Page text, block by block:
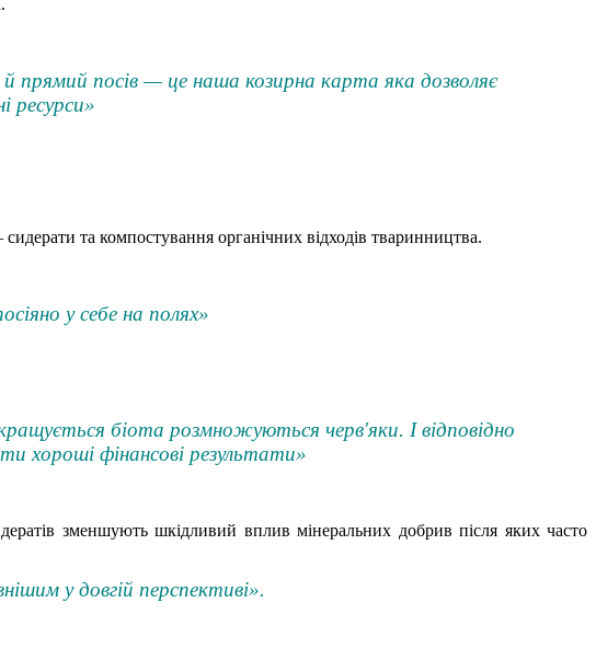
прямий посів — це наша козирна карта яка дозволяє
ресурси»
та компостування органічних відходів тваринництва.
у себе на полях»
біота розмножуються черв'яки. І відповідно
хороші фінансові результати»
зменшують шкідливий вплив мінеральних добрив після яких часто
у довгій перспективі».